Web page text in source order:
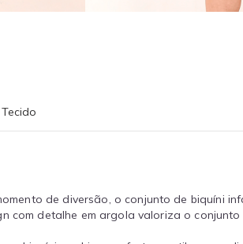
de diversão, o conjunto de biquíni
com detalhe em argola valoriza o